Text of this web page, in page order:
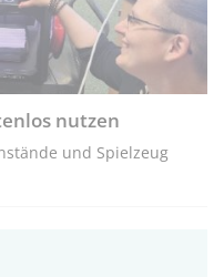
nutzen
und Spielzeug